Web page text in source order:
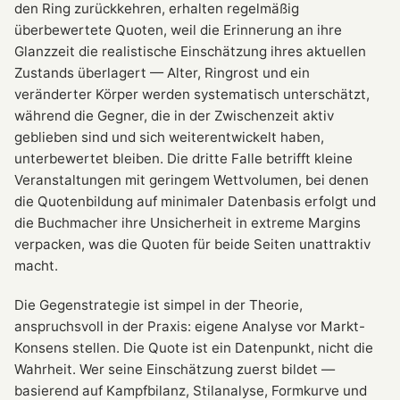
den Ring zurückkehren, erhalten regelmäßig
überbewertete Quoten, weil die Erinnerung an ihre
Glanzzeit die realistische Einschätzung ihres aktuellen
Zustands überlagert — Alter, Ringrost und ein
veränderter Körper werden systematisch unterschätzt,
während die Gegner, die in der Zwischenzeit aktiv
geblieben sind und sich weiterentwickelt haben,
unterbewertet bleiben. Die dritte Falle betrifft kleine
Veranstaltungen mit geringem Wettvolumen, bei denen
die Quotenbildung auf minimaler Datenbasis erfolgt und
die Buchmacher ihre Unsicherheit in extreme Margins
verpacken, was die Quoten für beide Seiten unattraktiv
macht.
Die Gegenstrategie ist simpel in der Theorie,
anspruchsvoll in der Praxis: eigene Analyse vor Markt-
Konsens stellen. Die Quote ist ein Datenpunkt, nicht die
Wahrheit. Wer seine Einschätzung zuerst bildet —
basierend auf Kampfbilanz, Stilanalyse, Formkurve und